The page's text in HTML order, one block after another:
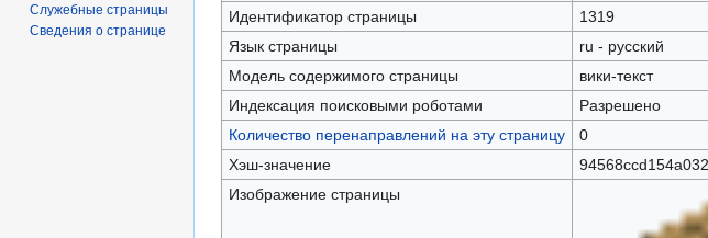
Идентификатор страницы
1319
Язык страницы
ru - русский
Модель содержимого страницы
вики-текст
Индексация поисковыми роботами
Разрешено
Количество перенаправлений на эту страницу
0
Хэш-значение
Изображение страницы
Служебные страницы
Сведения о странице